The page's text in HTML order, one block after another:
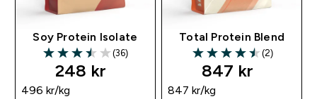
Soy Protein Isolate
3.5 out of 5 stars
(36)
248 kr‎
496 kr‎/kg
Total Protein Blend
4.5 out of 5 stars
(2)
847 kr‎
847 kr‎/kg